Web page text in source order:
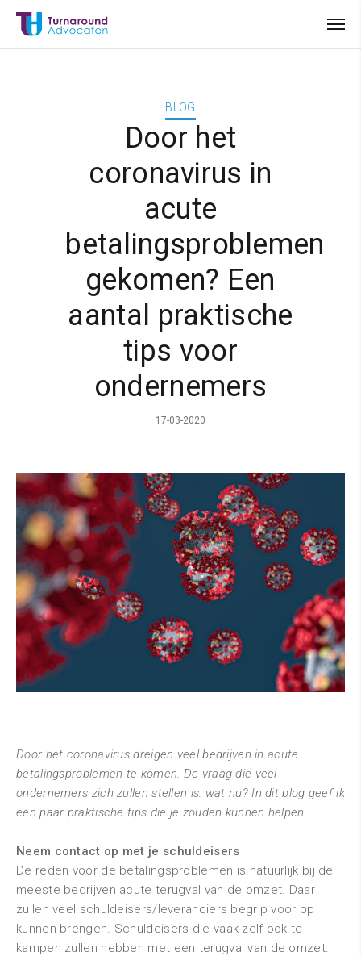
BLOG
Door het
coronavirus in
acute
betalingsproblemen
gekomen? Een
aantal praktische
tips voor
ondernemers
17-03-2020
Door het coronavirus dreigen veel bedrijven in acute
betalingsproblemen te komen. De vraag die veel
ondernemers zich zullen stellen is: wat nu? In dit blog geef ik
een paar praktische tips die je zouden kunnen helpen.
Neem contact op met je schuldeisers
De reden voor de betalingsproblemen is natuurlijk bij de
meeste bedrijven acute terugval van de omzet. Daar
zullen veel schuldeisers/leveranciers begrip voor op
kunnen brengen. Schuldeisers die vaak zelf ook te
kampen zullen hebben met een terugval van de omzet.